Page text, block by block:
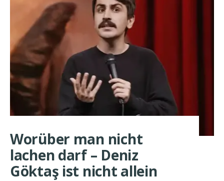
Worüber man nicht
lachen darf – Deniz
Göktaş ist nicht allein